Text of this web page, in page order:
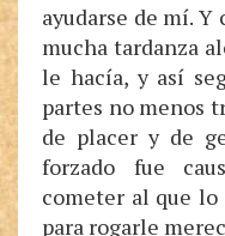
ayudarse de mí.
mucha tardanza
le hacía, y así
partes no menos
de placer y de
forzado fue
cometer al que lo
para rogarle